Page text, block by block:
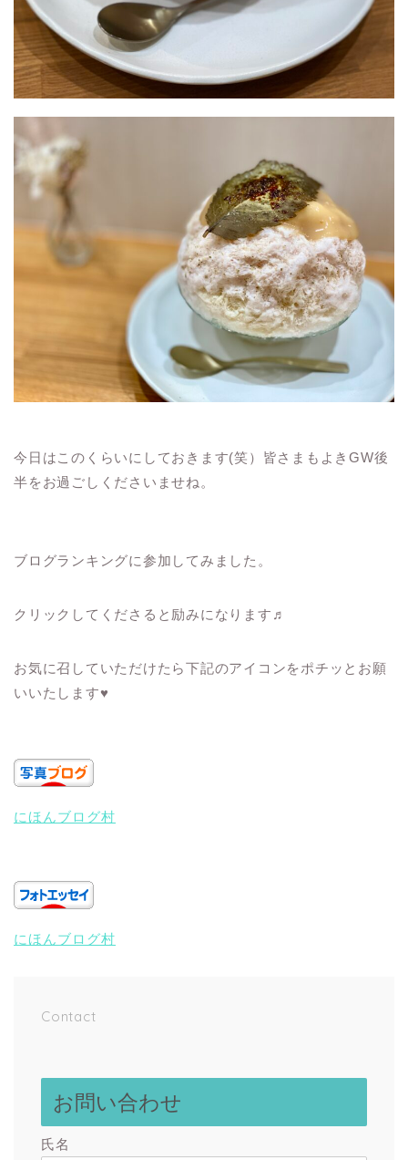
今日はこのくらいにしておきます(笑）皆さまもよきGW後
半をお過ごしくださいませね。
ブログランキングに参加してみました。
クリックしてくださると励みになります♬
お気に召していただけたら下記のアイコンをポチッとお願
いいたします♥
にほんブログ村
にほんブログ村
Contact
お問い合わせ
氏名